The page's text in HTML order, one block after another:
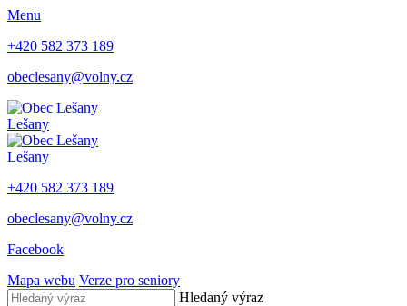
Menu
+420 582 373 189
obeclesany@volny.cz
Lešany
Lešany
+420 582 373 189
obeclesany@volny.cz
Facebook
Mapa webu Verze pro seniory
Hledaný výraz